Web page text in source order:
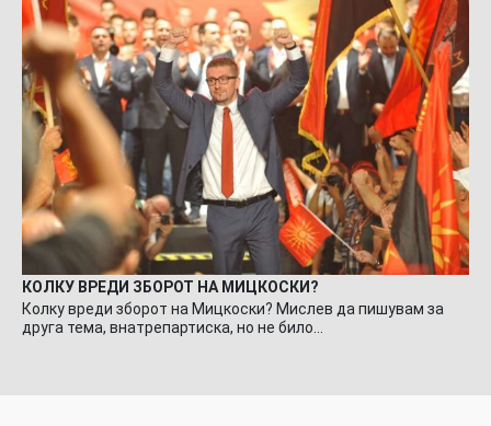
КОЛКУ ВРЕДИ ЗБОРОТ НА МИЦКОСКИ?
Колку вреди зборот на Мицкоски? Мислев да пишувам за
друга тема, внатрепартиска, но не било…